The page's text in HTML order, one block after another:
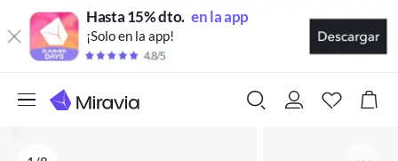
Hasta 15% dto. en la app
¡Solo en la app!